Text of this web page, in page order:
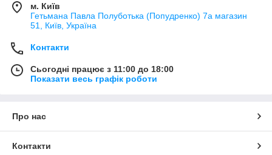
м. Київ
Гетьмана Павла Полуботька (Попудренко) 7а магазин
51, Київ, Україна
Контакти
Сьогодні працює з 11:00 до 18:00
Показати весь графік роботи
Про нас
Контакти